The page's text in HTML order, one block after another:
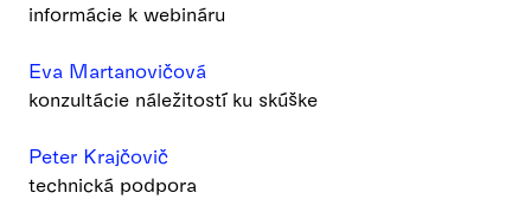
informácie k webináru
Eva Martanovičová
konzultácie náležitostí ku skúške
Peter Krajčovič
technická podpora